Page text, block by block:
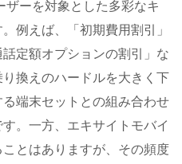
ーを対象とした多彩なキ
例えば、「初期費用割引」
定額オプションの割引」な
換えのハードルを大きく下
端末セットとの組み合わせ
。一方、エキサイトモバイ
とはありますが、その頻度